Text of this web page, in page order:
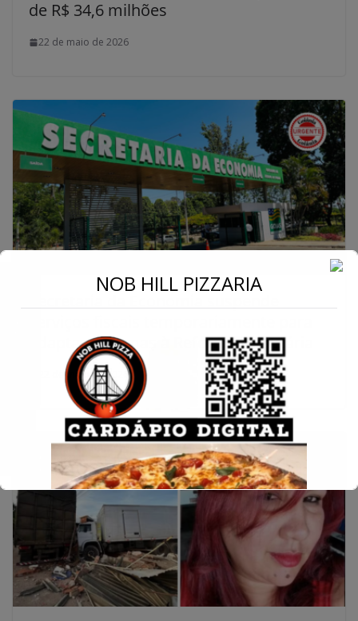
de R$ 34,6 milhões
22 de maio de 2026
adaptar sistemas à Reforma Tributária
22 de maio de 2026
NOB HILL PIZZARIA